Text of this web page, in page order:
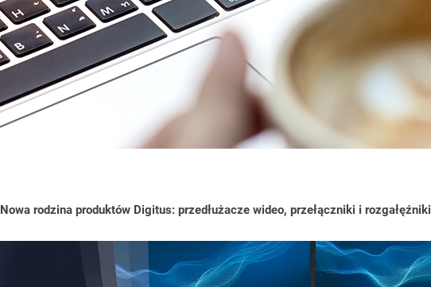
Nowa rodzina produktów Digitus: przedłużacze wideo, przełączniki i rozgałęźniki